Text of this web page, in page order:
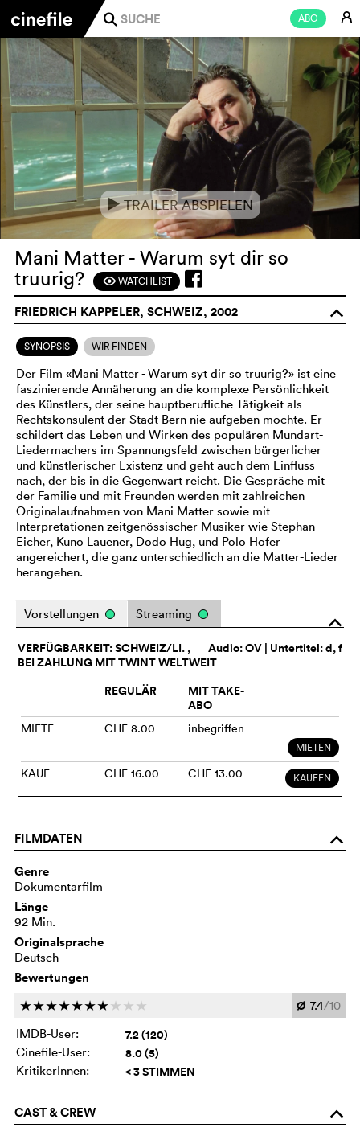
ABO E
j
eTRAILER ABSPIELEN
Mani Matter - Warum syt dir so
truurig?
FWATCHLIST
FRIEDRICH KAPPELER, SCHWEIZ, 2002 o
SYNOPSIS WIR FINDEN
Der Film «Mani Matter - Warum syt dir so truurig?» ist eine
faszinierende Annäherung an die komplexe Persönlichkeit
des Künstlers, der seine hauptberufliche Tätigkeit als
Rechtskonsulent der Stadt Bern nie aufgeben mochte. Er
schildert das Leben und Wirken des populären Mundart-
Liedermachers im Spannungsfeld zwischen bürgerlicher
und künstlerischer Existenz und geht auch dem Einfluss
nach, der bis in die Gegenwart reicht. Die Gespräche mit
der Familie und mit Freunden werden mit zahlreichen
Originalaufnahmen von Mani Matter sowie mit
Interpretationen zeitgenössischer Musiker wie Stephan
Eicher, Kuno Lauener, Dodo Hug, und Polo Hofer
angereichert, die ganz unterschiedlich an die Matter-Lieder
herangehen.
o
Vorstellungen Streaming
Audio:OV | Untertitel: d, f
VERFÜGBARKEIT: SCHWEIZ/LI. ,
BEI ZAHLUNG MIT TWINT WELTWEIT
REGULÄR
MIT TAKE-
ABO
MIETE CHF 8.00 inbegriffen
MIETEN
KAUF CHF 16.00 CHF 13.00 KAUFEN
FILMDATEN o
Genre
Dokumentarfilm
Länge
92 Min.
Originalsprache
Deutsch
Bewertungen
ccccccc c c c Ø 7.4/10
IMDB-User:
7.2 (120)
Cinefile-User: 8.0 (5)
KritikerInnen: < 3 STIMMEN
CAST & CREW o